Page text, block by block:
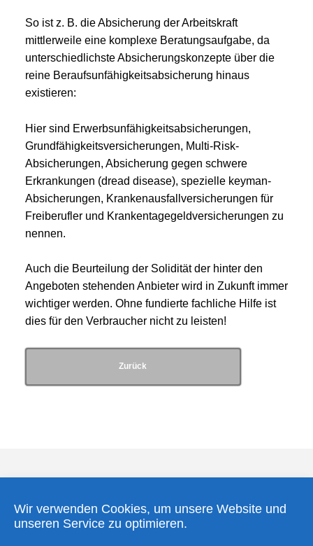
Wir verwenden Cookies, um unsere Website und
unseren Service zu optimieren.
So ist z. B. die Absicherung der Arbeitskraft
mittlerweile eine komplexe Beratungsaufgabe, da
unterschiedlichste Absicherungskonzepte über die
reine Beraufsunfähigkeitsabsicherung hinaus
existieren:
Hier sind Erwerbsunfähigkeitsabsicherungen,
Grundfähigkeitsversicherungen, Multi-Risk-
Absicherungen, Absicherung gegen schwere
Erkrankungen (dread disease), spezielle keyman-
Absicherungen, Krankenausfallversicherungen für
Freiberufler und Krankentagegeldversicherungen zu
nennen.
Auch die Beurteilung der Solidität der hinter den
Angeboten stehenden Anbieter wird in Zukunft immer
wichtiger werden. Ohne fundierte fachliche Hilfe ist
dies für den Verbraucher nicht zu leisten!
Zurück